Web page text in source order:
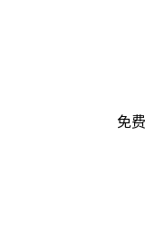
免费